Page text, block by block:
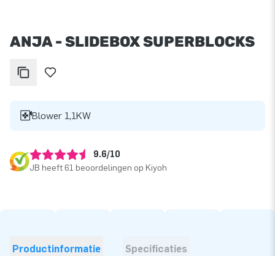
ANJA - SLIDEBOX SUPERBLOCKS
Blower 1,1KW
9.6/10
JB heeft 61 beoordelingen op Kiyoh
Productinformatie Specificaties